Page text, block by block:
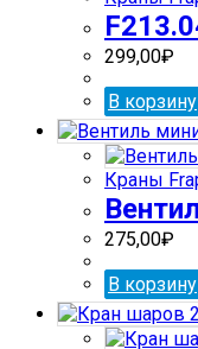
299,00₽
В корзину
Краны
275,00₽
В корзину